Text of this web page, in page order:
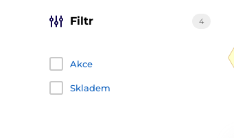
Filtr 4
Akce
Skladem